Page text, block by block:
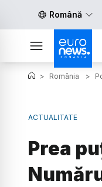
Română
> România >
ACTUALITATE
Prea